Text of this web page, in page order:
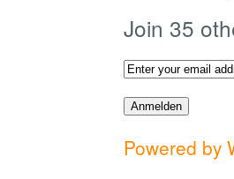
Join 35
Powered by